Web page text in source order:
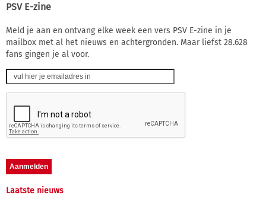
PSV E-zine
Meld je aan en ontvang elke week een vers PSV E-zine in je
mailbox met al het nieuws en achtergronden. Maar liefst 28.628
fans gingen je al voor.
Laatste nieuws